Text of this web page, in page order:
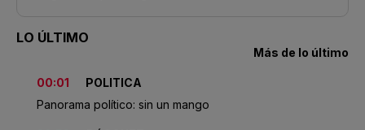
LO ÚLTIMO
Más de lo último
00:01
POLITICA
Panorama político: sin un mango